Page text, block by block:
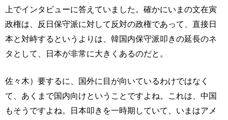
上でインタビューに答えていました。確かにいまの文在寅
政権は、反日保守派に対して反対の政権であって、直接日
本と対峙するというよりは、韓国内保守派叩きの延長のネ
タとして、日本が非常に大きくあるのだと。
佐々木）要するに、国外に目が向いているわけではなく
て、あくまで国内向けということですよね。これは、中国
もそうですよね。日本叩きを一時期していて、いまはアメ